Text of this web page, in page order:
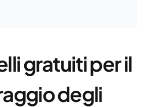
gratuiti per il
degli